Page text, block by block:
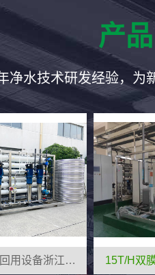
工艺 把控质量
选购、生产加工、出厂检
多道严谨品质管控
产
净水技术研发经验，为
双膜法中水回用设备浙江案例 15T/H双